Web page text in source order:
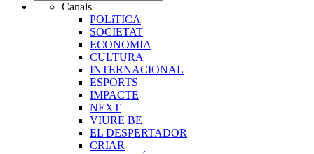
Canals
POLíTICA
SOCIETAT
ECONOMIA
CULTURA
INTERNACIONAL
ESPORTS
IMPACTE
NEXT
VIURE BE
EL DESPERTADOR
CRIAR